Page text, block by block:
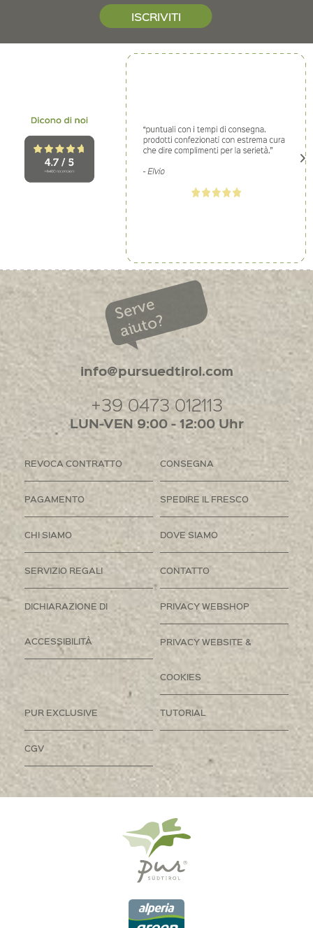
ISCRIVITI
Serve
aiuto?
info@pursuedtirol.com
+39 0473 012113
LUN-VEN 9:00 - 12:00 Uhr
REVOCA CONTRATTO CONSEGNA
PAGAMENTO SPEDIRE IL FRESCO
CHI SIAMO DOVE SIAMO
SERVIZIO REGALI CONTATTO
DICHIARAZIONE DI
ACCESSIBILITÀ
PRIVACY WEBSHOP
PRIVACY WEBSITE &
COOKIES
PUR EXCLUSIVE TUTORIAL
CGV